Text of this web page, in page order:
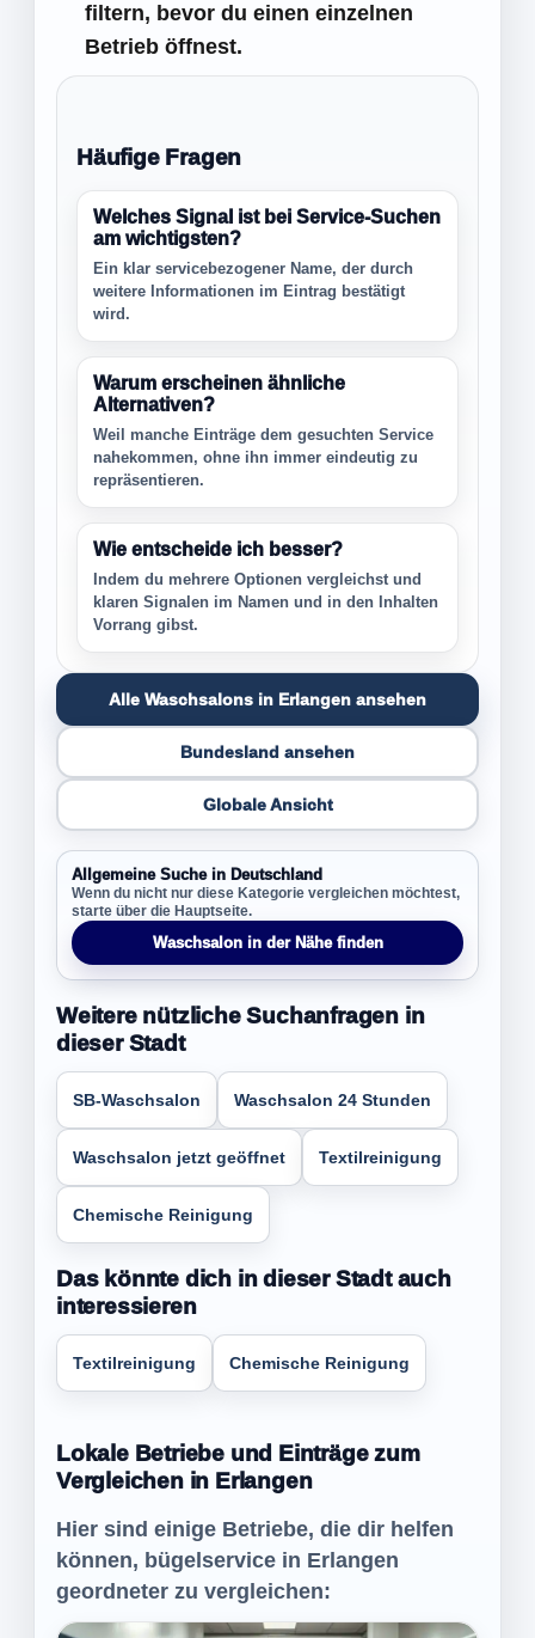
filtern, bevor du einen einzelnen
Betrieb öffnest.
Häufige Fragen
Welches Signal ist bei Service-Suchen
am wichtigsten?
Ein klar servicebezogener Name, der durch
weitere Informationen im Eintrag bestätigt
wird.
Warum erscheinen ähnliche
Alternativen?
Weil manche Einträge dem gesuchten Service
nahekommen, ohne ihn immer eindeutig zu
repräsentieren.
Wie entscheide ich besser?
Indem du mehrere Optionen vergleichst und
klaren Signalen im Namen und in den Inhalten
Vorrang gibst.
Alle Waschsalons in Erlangen ansehen
Bundesland ansehen
Globale Ansicht
Allgemeine Suche in Deutschland
Wenn du nicht nur diese Kategorie vergleichen möchtest,
starte über die Hauptseite.
Waschsalon in der Nähe finden
Weitere nützliche Suchanfragen in
dieser Stadt
SB-Waschsalon Waschsalon 24 Stunden
Waschsalon jetzt geöffnet Textilreinigung
Chemische Reinigung
Das könnte dich in dieser Stadt auch
interessieren
Textilreinigung Chemische Reinigung
Lokale Betriebe und Einträge zum
Vergleichen in Erlangen
Hier sind einige Betriebe, die dir helfen
können, bügelservice in Erlangen
geordneter zu vergleichen: